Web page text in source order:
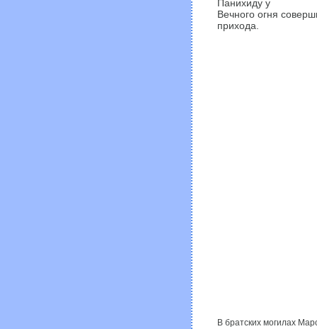
Панихиду у
Вечного огня
прихода.
В братских могилах